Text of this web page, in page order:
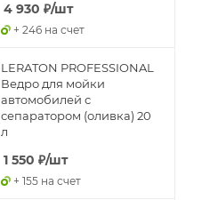
4 930 ₽/шт
+ 246 на счет
LERATON PROFESSIONAL
Ведро для мойки
автомобилей с
сепаратором (оливка) 20
л
1 550 ₽/шт
+ 155 на счет